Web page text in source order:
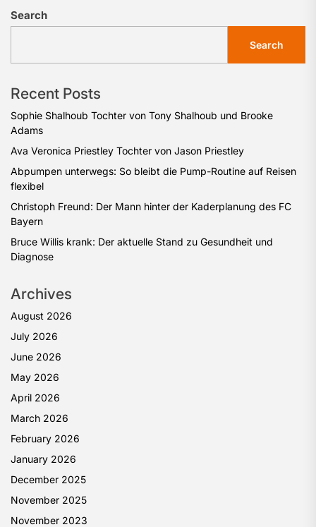
Search
Search
Recent Posts
Sophie Shalhoub Tochter von Tony Shalhoub und Brooke
Adams
Ava Veronica Priestley Tochter von Jason Priestley
Abpumpen unterwegs: So bleibt die Pump-Routine auf Reisen
flexibel
Christoph Freund: Der Mann hinter der Kaderplanung des FC
Bayern
Bruce Willis krank: Der aktuelle Stand zu Gesundheit und
Diagnose
Archives
August 2026
July 2026
June 2026
May 2026
April 2026
March 2026
February 2026
January 2026
December 2025
November 2025
November 2023